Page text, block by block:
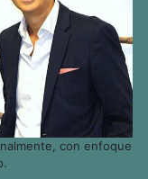
con enfoque